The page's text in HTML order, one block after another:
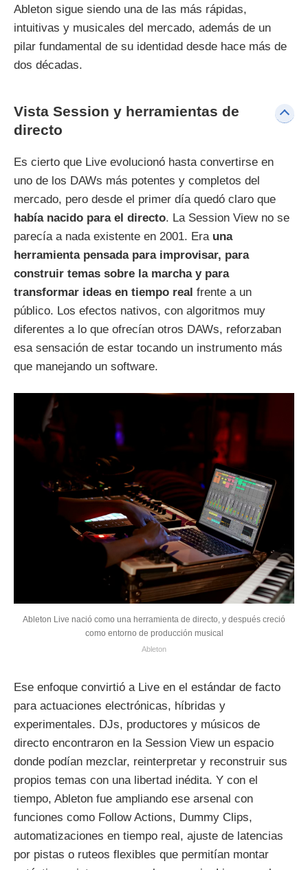
Ableton sigue siendo una de las más rápidas,
intuitivas y musicales del mercado, además de un
pilar fundamental de su identidad desde hace más de
dos décadas.
Vista Session y herramientas de
directo
Es cierto que Live evolucionó hasta convertirse en
uno de los DAWs más potentes y completos del
mercado, pero desde el primer día quedó claro que
había nacido para el directo. La Session View no se
parecía a nada existente en 2001. Era una
herramienta pensada para improvisar, para
construir temas sobre la marcha y para
transformar ideas en tiempo real frente a un
público. Los efectos nativos, con algoritmos muy
diferentes a lo que ofrecían otros DAWs, reforzaban
esa sensación de estar tocando un instrumento más
que manejando un software.
Ableton Live nació como una herramienta de directo, y después creció
como entorno de producción musical
Ableton
Ese enfoque convirtió a Live en el estándar de facto
para actuaciones electrónicas, híbridas y
experimentales. DJs, productores y músicos de
directo encontraron en la Session View un espacio
donde podían mezclar, reinterpretar y reconstruir sus
propios temas con una libertad inédita. Y con el
tiempo, Ableton fue ampliando ese arsenal con
funciones como Follow Actions, Dummy Clips,
automatizaciones en tiempo real, ajuste de latencias
por pistas o ruteos flexibles que permitían montar